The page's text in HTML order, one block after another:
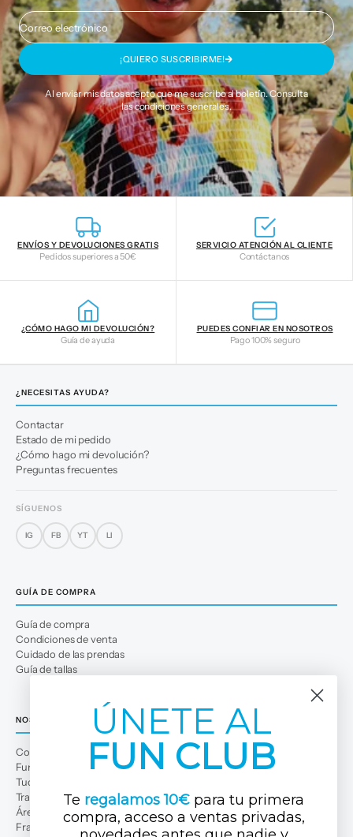
Correo electrónico
¡QUIERO SUSCRIBIRME!
Al enviar mis datos acepto que me suscribo al boletín. Consulta
lascondiciones generales.
ENVÍOS Y DEVOLUCIONES GRATIS
Pedidos superiores a 50€
SERVICIO ATENCIÓN AL CLIENTE
Contáctanos
¿CÓMO HAGO MI DEVOLUCIÓN?
Guía de ayuda
PUEDES CONFIAR EN NOSOTROS
Pago 100% seguro
¿NECESITAS AYUDA?
Contactar
Estado de mi pedido
¿Cómo hago mi devolución?
Preguntas frecuentes
SÍGUENOS
IG FB YT LI
GUÍA DE COMPRA
Guía de compra
Condiciones de venta
Cuidado de las prendas
Guía de tallas
NOSOTROS
Conócenos
Fun Club
Tuc Tuc Planet
Trabaja con nosotros
Área profesional
Franquicias
ÚNETE AL
FUN CLUB
Te regalamos 10€ para tu primera
compra, acceso a ventas privadas,